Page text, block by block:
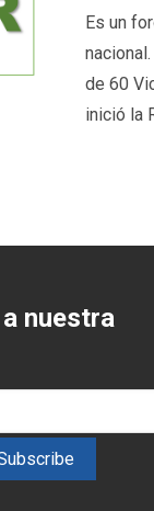
Es un
de 60
inició la
nuestra